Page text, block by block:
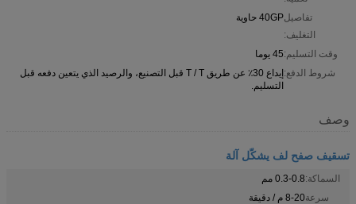
تفاصيل
التغليف:
40GP حاوية
وقت التسليم:45 يوما
شروط الدفع:
إيداع 30٪ عن طريق T / T قبل التصنيع، والرصيد الذي يتعين دفعه قبل
التسليم.
وصف
تسقيف صفح لف يشكّل آلة
السماكة:0.3-0.8 مم
سرعة8-20 م / دقيقة